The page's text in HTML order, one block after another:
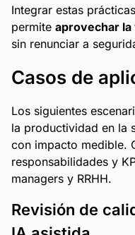
Integrar estas
permite aprovechar
sin renunciar a
Casos de
Los siguientes
la productividad en la
con impacto medible.
responsabilidades y
managers y RRHH.
Revisión de